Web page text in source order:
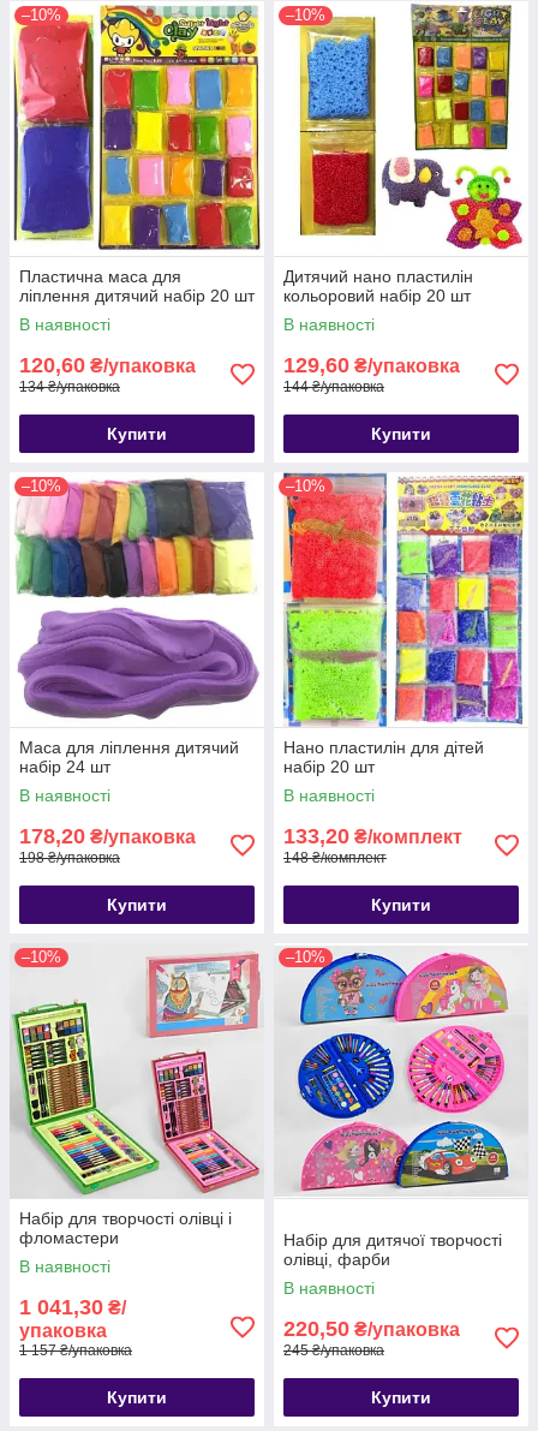
–10%
Пластична маса для
ліплення дитячий набір 20 шт
В наявності
120,60 ₴/упаковка
134 ₴/упаковка
Купити
–10%
Дитячий нано пластилін
кольоровий набір 20 шт
В наявності
129,60 ₴/упаковка
144 ₴/упаковка
Купити
–10%
Маса для ліплення дитячий
набір 24 шт
В наявності
178,20 ₴/упаковка
198 ₴/упаковка
Купити
–10%
Нано пластилін для дітей
набір 20 шт
В наявності
133,20 ₴/комплект
148 ₴/комплект
Купити
–10%
Набір для творчості олівці і
фломастери
В наявності
1 041,30 ₴/
упаковка
1 157 ₴/упаковка
Купити
–10%
Набір для дитячої творчості
олівці, фарби
В наявності
220,50 ₴/упаковка
245 ₴/упаковка
Купити